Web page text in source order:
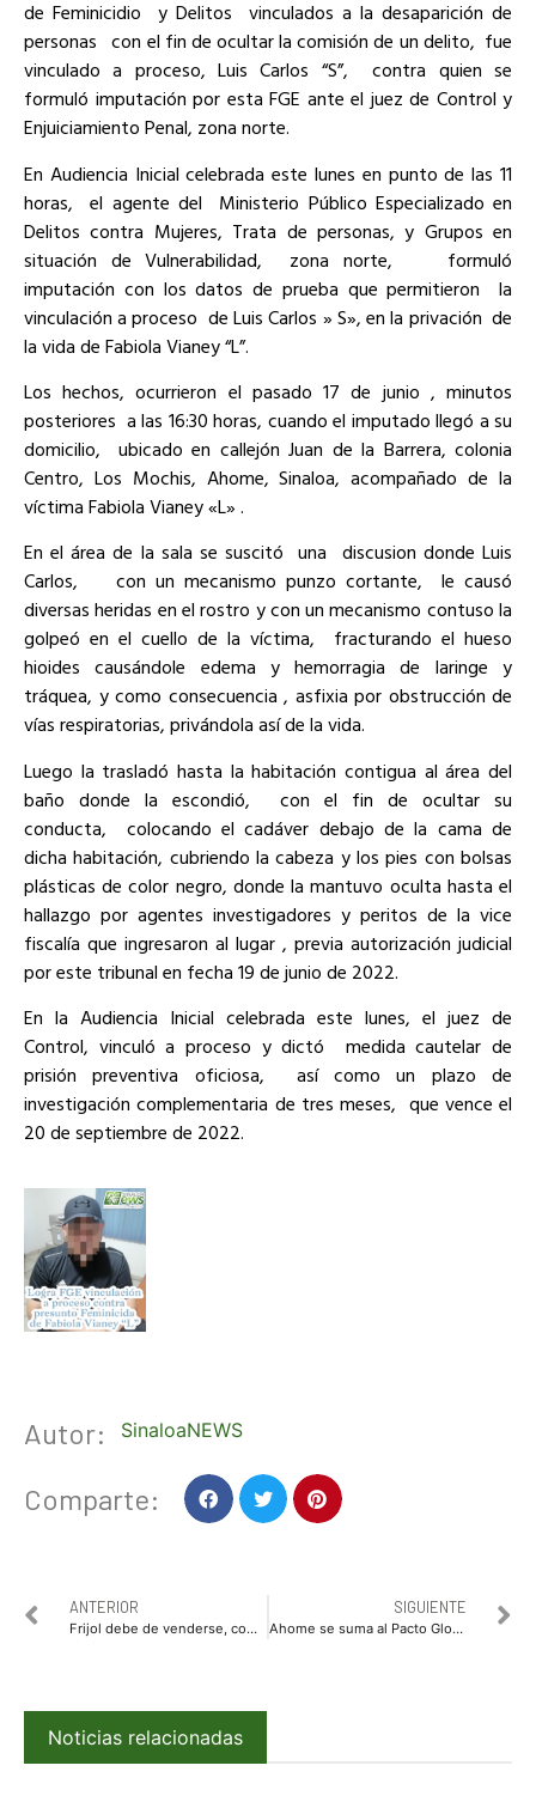
de Feminicidio y Delitos vinculados a la desaparición de
personas con el fin de ocultar la comisión de un delito, fue
vinculado a proceso, Luis Carlos “S”, contra quien se
formuló imputación por esta FGE ante el juez de Control y
Enjuiciamiento Penal, zona norte.
En Audiencia Inicial celebrada este lunes en punto de las 11
horas, el agente del Ministerio Público Especializado en
Delitos contra Mujeres, Trata de personas, y Grupos en
situación de Vulnerabilidad, zona norte, formuló
imputación con los datos de prueba que permitieron la
vinculación a proceso de Luis Carlos » S», en la privación de
la vida de Fabiola Vianey “L”.
Los hechos, ocurrieron el pasado 17 de junio , minutos
posteriores a las 16:30 horas, cuando el imputado llegó a su
domicilio, ubicado en callejón Juan de la Barrera, colonia
Centro, Los Mochis, Ahome, Sinaloa, acompañado de la
víctima Fabiola Vianey «L» .
En el área de la sala se suscitó una discusion donde Luis
Carlos, con un mecanismo punzo cortante, le causó
diversas heridas en el rostro y con un mecanismo contuso la
golpeó en el cuello de la víctima, fracturando el hueso
hioides causándole edema y hemorragia de laringe y
tráquea, y como consecuencia , asfixia por obstrucción de
vías respiratorias, privándola así de la vida.
Luego la trasladó hasta la habitación contigua al área del
baño donde la escondió, con el fin de ocultar su
conducta, colocando el cadáver debajo de la cama de
dicha habitación, cubriendo la cabeza y los pies con bolsas
plásticas de color negro, donde la mantuvo oculta hasta el
hallazgo por agentes investigadores y peritos de la vice
fiscalía que ingresaron al lugar , previa autorización judicial
por este tribunal en fecha 19 de junio de 2022.
En la Audiencia Inicial celebrada este lunes, el juez de
Control, vinculó a proceso y dictó medida cautelar de
prisión preventiva oficiosa, así como un plazo de
investigación complementaria de tres meses, que vence el
20 de septiembre de 2022.
Autor: SinaloaNEWS
Comparte:
ANTERIOR
Frijol debe de venderse, como mínimo, en 22 pesos por kg: César Galaviz AARFS
SIGUIENTE
Ahome se suma al Pacto Global de Alcaldes por el Clima y la Energía en América Latina
Noticias relacionadas